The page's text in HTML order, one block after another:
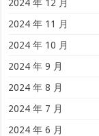
2024 年 12 月
2024 年 11 月
2024 年 10 月
2024 年 9 月
2024 年 8 月
2024 年 7 月
2024 年 6 月